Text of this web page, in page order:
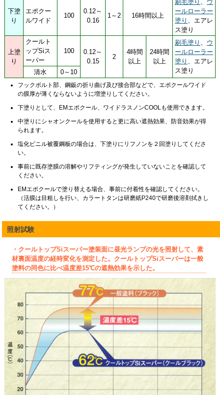
下塗
り
エポクー
ルワイド
100
0.12～
0.16
1～2 16時間以上
刷毛塗り 、 ウ
ールローラー
塗り 、エアレ
ス塗り
上塗
り
クールト
ップSiス
ーパー
100
0.12～
0.15
2
4時間
以上
24時間
以上
刷毛塗り 、 ウ
ールローラー
塗り 、エアレ
ス塗り
清水 0～10
フックボルト部、 鋼鈑の折り曲げ及び接合部などで、エポクールワイド
の膜厚が薄くならないように増塗りしてください。
下塗りとして、EMエポクール、ワイドラスノンCOOLも使用できます。
中塗りにシャオンクールを使用すると更に高い遮熱効果、防音効果が得
られます。
塩化ビニル被覆鋼板の場合は、下塗りにリフノンを２回塗りしてくださ
い。
事前に既存塗膜の溶解やリフティングが発生していないことを確認して
ください。
EMエポクールで塗り替える場合、事前に付着性を確認してください。
（活膜は目粗しを行い、カラートタンは研磨紙P240で研磨後溶剤拭きし
てください。）
照射試験
・クールトップSiスーパー塗装面に昼光ランプの光を照射して、素
材裏面温度の経時変化を測定した。クールトップSiスーパーは一般
塗料の同色に比べ温度差15℃の遮熱効果を示した。